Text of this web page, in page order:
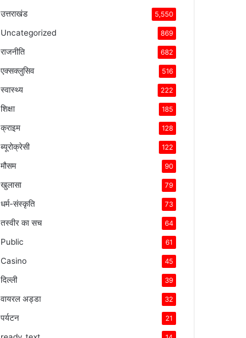
उत्तराखंड 5,550
Uncategorized 869
राजनीति 682
एक्सक्लुसिव 516
स्वास्थ्य 222
शिक्षा 185
क्राइम 128
ब्यूरोक्रेसी 122
मौसम 90
खुलासा 79
धर्म-संस्कृति 73
तस्वीर का सच 64
Public 61
Casino 45
दिल्ली 39
वायरल अड्डा 32
पर्यटन 21